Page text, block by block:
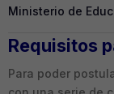
Ministerio de
Requisitos
Para poder